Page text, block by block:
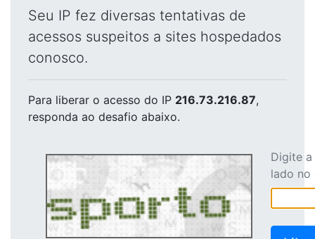
Seu IP fez diversas tentativas de
acessos suspeitos a sites hospedados
conosco.
Para liberar o acesso do IP 216.73.216.87,
responda ao desafio abaixo.
Digite
lado no